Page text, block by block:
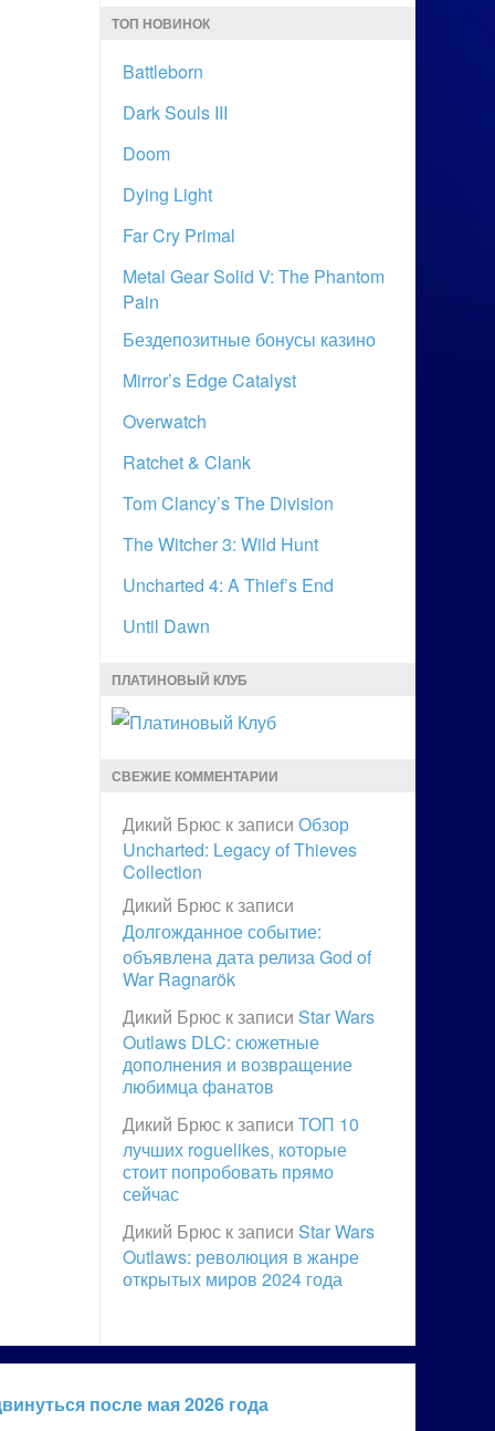
ТОП НОВИНОК
Battleborn
Dark Souls III
Doom
Dying Light
Far Cry Primal
Metal Gear Solid V: The Phantom
Pain
Бездепозитные бонусы казино
Mirror’s Edge Catalyst
Overwatch
Ratchet & Clank
Tom Clancy’s The Division
The Witcher 3: Wild Hunt
Uncharted 4: A Thief’s End
Until Dawn
ПЛАТИНОВЫЙ КЛУБ
СВЕЖИЕ КОММЕНТАРИИ
Дикий Брюс к записи Обзор
Uncharted: Legacy of Thieves
Collection
Дикий Брюс к записи
Долгожданное событие:
объявлена дата релиза God of
War Ragnarök
Дикий Брюс к записи Star Wars
Outlaws DLC: сюжетные
дополнения и возвращение
любимца фанатов
Дикий Брюс к записи ТОП 10
лучших roguelikes, которые
стоит попробовать прямо
сейчас
Дикий Брюс к записи Star Wars
Outlaws: революция в жанре
открытых миров 2024 года
после мая 2026 года